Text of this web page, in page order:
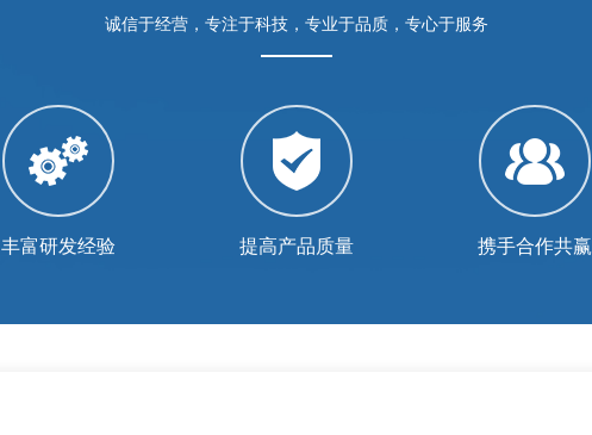
诚信于经营，专注于科技，专业于品质，专心于服务
丰富研发经验 提高产品质量 携手合作共赢